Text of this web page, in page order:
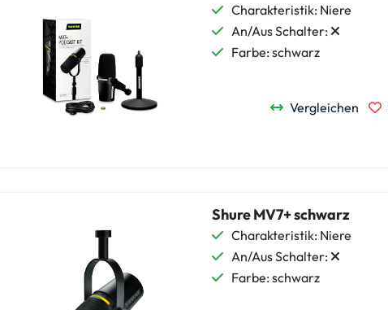
Charakteristik: Niere
An/Aus Schalter:
Farbe: schwarz
Vergleichen
Shure MV7+ schwarz
Charakteristik: Niere
An/Aus Schalter:
Farbe: schwarz